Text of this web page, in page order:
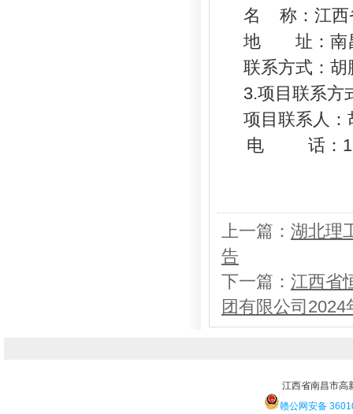
名
称：江
地 址：南昌
联系方式：胡
3.项目联系方
项目联系人：
电
话：
上一篇： 湖北理
告
下一篇： 江西省
团有限公司
江西省南昌市高
赣公网安备